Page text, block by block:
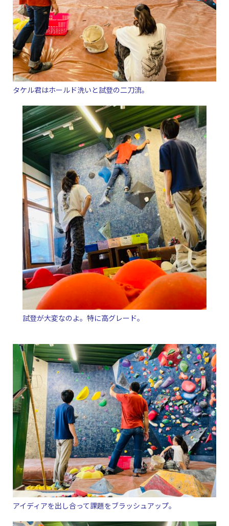
タケル君はホールド洗いと試登の二刀流。
試登が大変なのよ。特に高グレード。
アイディアを出し合って課題をブラッシュアップ。